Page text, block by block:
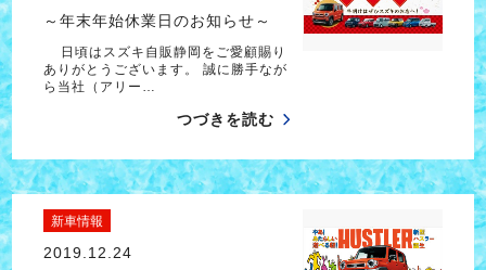
～年末年始休業日のお知らせ～
日頃はスズキ自販静岡をご愛顧賜り
ありがとうございます。 誠に勝手なが
ら当社（アリー…
つづきを読む
新車情報
2019.12.24